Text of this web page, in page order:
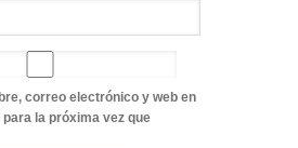
correo electrónico y web en
la próxima vez que